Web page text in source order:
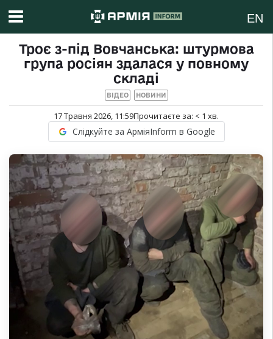
EN
Троє з-під Вовчанська: штурмова
група росіян здалася у повному
складі
ВІДЕО НОВИНИ
17 Травня 2026, 11:59Прочитаєте за: < 1 хв.
Слідкуйте за АрміяInform в Google